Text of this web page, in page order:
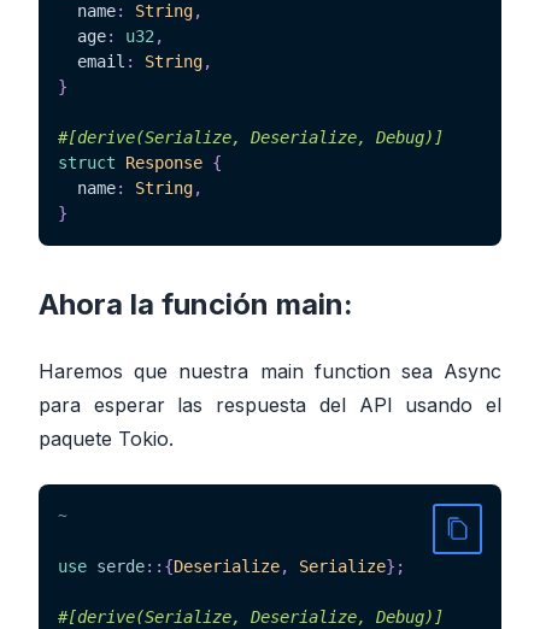
  name
: String,
  age
: u32,
  email
: String,
}
#[derive(Serialize, Deserialize, Debug)]
struct
Response {
  name
: String,
}
Ahora la función main:
Haremos que nuestra main function sea Async
para esperar las respuesta del API usando el
paquete Tokio.
~
use serde:: {Deserialize, Serialize} ;
#[derive(Serialize, Deserialize, Debug)]